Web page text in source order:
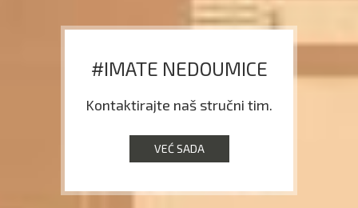
#IMATE NEDOUMICE
Kontaktirajte naš stručni tim.
VEĆ SADA